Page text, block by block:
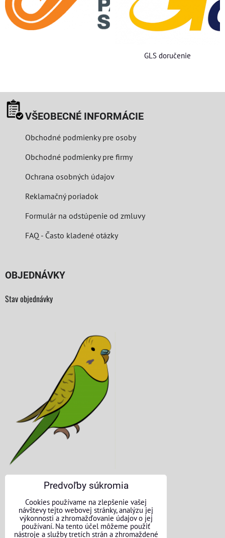
GLS doručenie
VŠEOBECNÉ INFORMÁCIE
Obchodné podmienky pre osoby
Obchodné podmienky pre firmy
Ochrana osobných údajov
Reklamačný poriadok
Formulár na odstúpenie od zmluvy
FAQ - Často kladené otázky
OBJEDNÁVKY
Stav objednávky
KONTAKTNÉ ÚDAJE
O nás
Predvoľby súkromia
Cookies používame na zlepšenie vašej
návštevy tejto webovej stránky, analýzu jej
výkonnosti a zhromažďovanie údajov o jej
používaní. Na tento účel môžeme použiť
nástroje a služby tretích strán a zhromaždené